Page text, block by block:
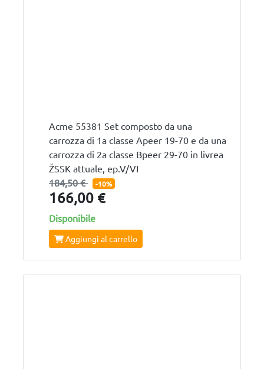
Acme 55381 Set composto da una
carrozza di 1a classe Apeer 19-70 e da una
carrozza di 2a classe Bpeer 29-70 in livrea
ŽSSK attuale, ep.V/VI
184,50 €
-10%
166,00 €
Disponibile
Aggiungi al carrello